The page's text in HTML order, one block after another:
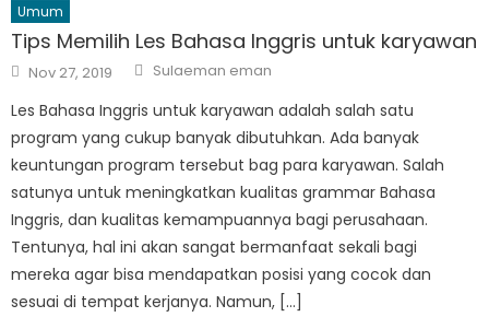
Umum
Tips Memilih Les Bahasa Inggris untuk karyawan
Posted
on
Nov 27, 2019 Author
Sulaeman eman
Les Bahasa Inggris untuk karyawan adalah salah satu
program yang cukup banyak dibutuhkan. Ada banyak
keuntungan program tersebut bag para karyawan. Salah
satunya untuk meningkatkan kualitas grammar Bahasa
Inggris, dan kualitas kemampuannya bagi perusahaan.
Tentunya, hal ini akan sangat bermanfaat sekali bagi
mereka agar bisa mendapatkan posisi yang cocok dan
sesuai di tempat kerjanya. Namun, […]